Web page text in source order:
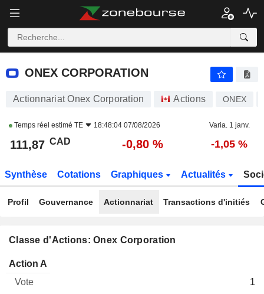
ONEX CORPORATION
ONEX CORPORATION
Actionnariat Onex Corporation Actions ONEX
Temps réel estimé TE 18:48:04 07/08/2026 Varia. 1 janv.
111,87 CAD -0,80 % -1,05 %
Synthèse Cotations Graphiques Actualités
Profil Gouvernance Actionnariat Transactions d'initiés
Classe d'Actions: Onex Corporation
Action A
1